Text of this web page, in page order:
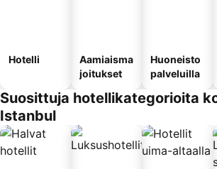
Hotelli
Aamiaisma
joitukset
Huoneisto
palveluilla
Suosittuja hotellikategorioita
Istanbul